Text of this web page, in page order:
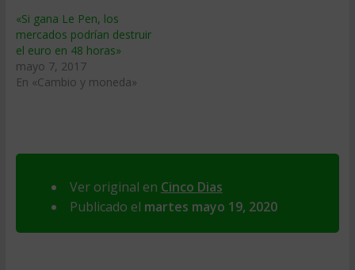
«Si gana Le Pen, los
mercados podrían destruir
el euro en 48 horas»
mayo 7, 2017
En «Cambio y moneda»
Ver original en Cinco Dias
Publicado el martes mayo 19, 2020